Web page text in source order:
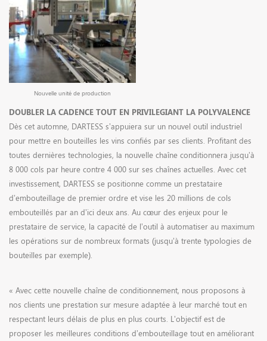
CONTACT
Nouvelle unité de production
DOUBLER LA CADENCE TOUT EN PRIVILEGIANT LA POLYVALENCE
Dès cet automne, DARTESS s’appuiera sur un nouvel outil industriel
pour mettre en bouteilles les vins confiés par ses clients. Profitant des
toutes dernières technologies, la nouvelle chaîne conditionnera jusqu’à
8 000 cols par heure contre 4 000 sur ses chaînes actuelles. Avec cet
investissement, DARTESS se positionne comme un prestataire
d’embouteillage de premier ordre et vise les 20 millions de cols
embouteillés par an d’ici deux ans. Au cœur des enjeux pour le
prestataire de service, la capacité de l’outil à automatiser au maximum
les opérations sur de nombreux formats (jusqu’à trente typologies de
bouteilles par exemple).
« Avec cette nouvelle chaîne de conditionnement, nous proposons à
nos clients une prestation sur mesure adaptée à leur marché tout en
respectant leurs délais de plus en plus courts. L’objectif est de
proposer les meilleures conditions d’embouteillage tout en améliorant